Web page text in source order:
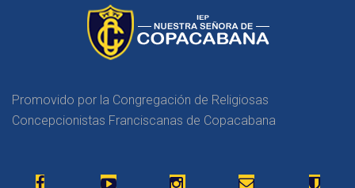
Promovido por la Congregación de Religiosas
Concepcionistas Franciscanas de Copacabana